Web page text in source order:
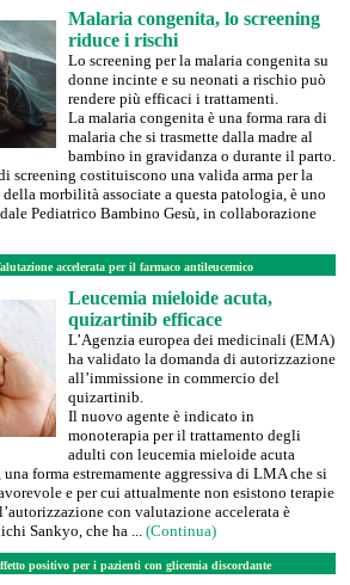
Malaria congenita, lo screening
riduce i rischi
Lo screening per la malaria congenita su
donne incinte e su neonati a rischio può
rendere più efficaci i trattamenti.
La malaria congenita è una forma rara di
malaria che si trasmette dalla madre al
bambino in gravidanza o durante il parto.
screening costituiscono una valida arma per la
morbilità associate a questa patologia, è uno
Pediatrico Bambino Gesù, in collaborazione
accelerata per il farmaco antileucemico
Leucemia mieloide acuta,
quizartinib efficace
L’Agenzia europea dei medicinali (EMA)
ha validato la domanda di autorizzazione
all’immissione in commercio del
quizartinib.
Il nuovo agente è indicato in
monoterapia per il trattamento degli
adulti con leucemia mieloide acuta
forma estremamente aggressiva di LMA che si
e per cui attualmente non esistono terapie
con valutazione accelerata è
Sankyo, che ha ... (Continua)
positivo per i pazienti con glicemia discordante